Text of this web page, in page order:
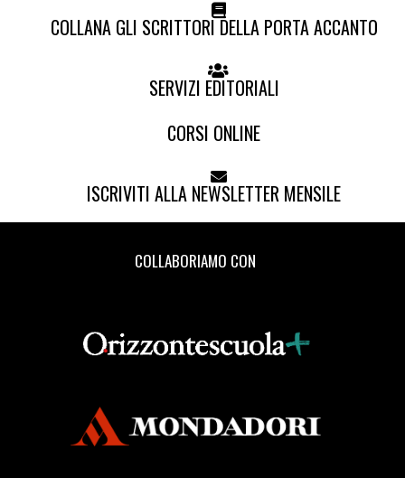
COLLANA GLI SCRITTORI DELLA PORTA ACCANTO
SERVIZI EDITORIALI
CORSI ONLINE
ISCRIVITI ALLA NEWSLETTER MENSILE
COLLABORIAMO CON